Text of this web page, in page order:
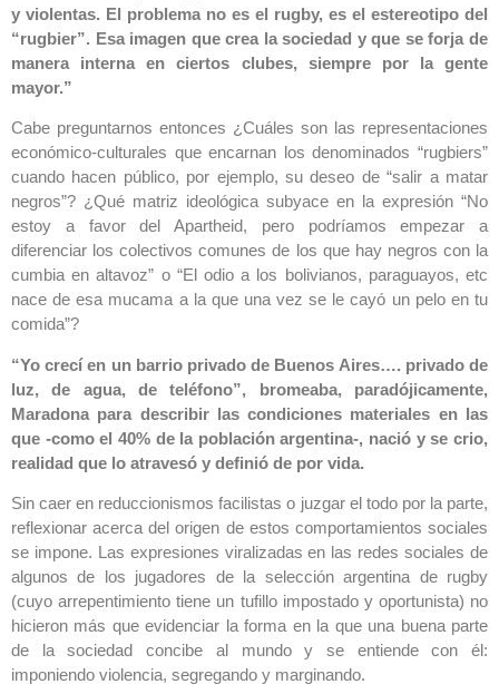
y violentas. El problema no es el rugby, es el estereotipo del
“rugbier”. Esa imagen que crea la sociedad y que se forja de
manera interna en ciertos clubes, siempre por la gente
mayor.”
Cabe preguntarnos entonces ¿Cuáles son las representaciones
económico-culturales que encarnan los denominados “rugbiers”
cuando hacen público, por ejemplo, su deseo de “salir a matar
negros”? ¿Qué matriz ideológica subyace en la expresión “No
estoy a favor del Apartheid, pero podríamos empezar a
diferenciar los colectivos comunes de los que hay negros con la
cumbia en altavoz” o “El odio a los bolivianos, paraguayos, etc
nace de esa mucama a la que una vez se le cayó un pelo en tu
comida”?
“Yo crecí en un barrio privado de Buenos Aires…. privado de
luz, de agua, de teléfono”, bromeaba, paradójicamente,
Maradona para describir las condiciones materiales en las
que -como el 40% de la población argentina-, nació y se crio,
realidad que lo atravesó y definió de por vida.
Sin caer en reduccionismos facilistas o juzgar el todo por la parte,
reflexionar acerca del origen de estos comportamientos sociales
se impone. Las expresiones viralizadas en las redes sociales de
algunos de los jugadores de la selección argentina de rugby
(cuyo arrepentimiento tiene un tufillo impostado y oportunista) no
hicieron más que evidenciar la forma en la que una buena parte
de la sociedad concibe al mundo y se entiende con él:
imponiendo violencia, segregando y marginando.